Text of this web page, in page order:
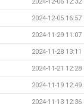
2024-12-05 16:57
2024-11-29 11:07
2024-11-28 13:11
2024-11-21 12:28
2024-11-19 12:49
2024-11-13 12:36